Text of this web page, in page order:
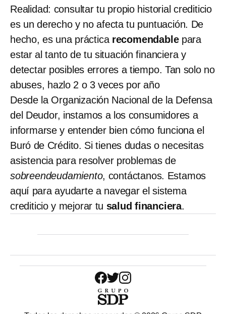
Realidad: consultar tu propio historial crediticio
es un derecho y no afecta tu puntuación. De
hecho, es una práctica recomendable para
estar al tanto de tu situación financiera y
detectar posibles errores a tiempo. Tan solo no
abuses, hazlo 2 o 3 veces por año
Desde la Organización Nacional de la Defensa
del Deudor, instamos a los consumidores a
informarse y entender bien cómo funciona el
Buró de Crédito. Si tienes dudas o necesitas
asistencia para resolver problemas de
sobreendeudamiento, contáctanos. Estamos
aquí para ayudarte a navegar el sistema
crediticio y mejorar tu salud financiera.